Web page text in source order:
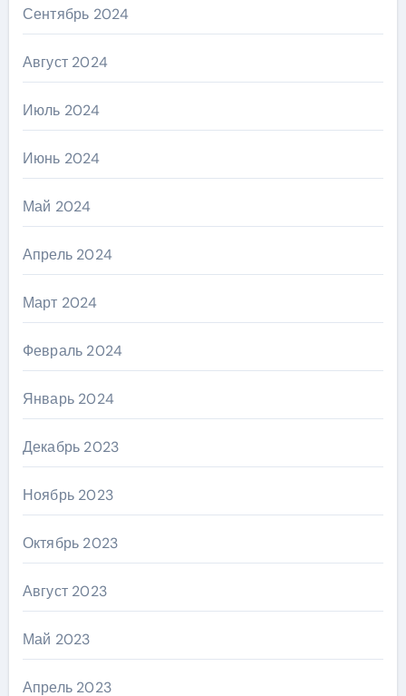
Сентябрь 2024
Август 2024
Июль 2024
Июнь 2024
Май 2024
Апрель 2024
Март 2024
Февраль 2024
Январь 2024
Декабрь 2023
Ноябрь 2023
Октябрь 2023
Август 2023
Май 2023
Апрель 2023